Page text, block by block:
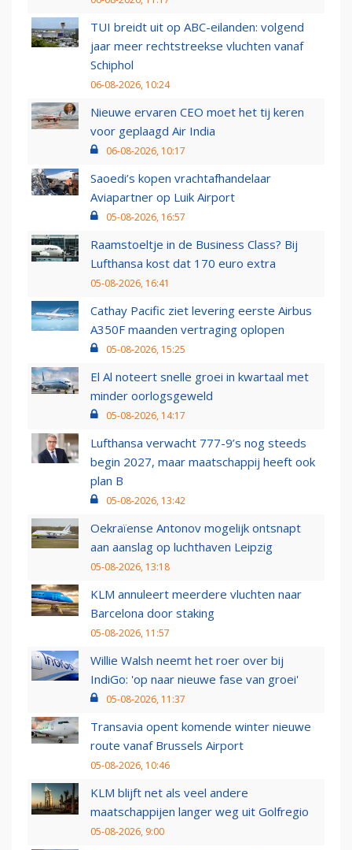
TUI breidt uit op ABC-eilanden: volgend
jaar meer rechtstreekse vluchten vanaf
Schiphol
06-08-2026, 10:24
Nieuwe ervaren CEO moet het tij keren
voor geplaagd Air India
06-08-2026, 10:17
Saoedi’s kopen vrachtafhandelaar
Aviapartner op Luik Airport
05-08-2026, 16:57
Raamstoeltje in de Business Class? Bij
Lufthansa kost dat 170 euro extra
05-08-2026, 16:41
Cathay Pacific ziet levering eerste Airbus
A350F maanden vertraging oplopen
05-08-2026, 15:25
El Al noteert snelle groei in kwartaal met
minder oorlogsgeweld
05-08-2026, 14:17
Lufthansa verwacht 777-9’s nog steeds
begin 2027, maar maatschappij heeft ook
plan B
05-08-2026, 13:42
Oekraïense Antonov mogelijk ontsnapt
aan aanslag op luchthaven Leipzig
05-08-2026, 13:18
KLM annuleert meerdere vluchten naar
Barcelona door staking
05-08-2026, 11:57
Willie Walsh neemt het roer over bij
IndiGo: 'op naar nieuwe fase van groei'
05-08-2026, 11:37
Transavia opent komende winter nieuwe
route vanaf Brussels Airport
05-08-2026, 10:46
KLM blijft net als veel andere
maatschappijen langer weg uit Golfregio
05-08-2026, 9:00